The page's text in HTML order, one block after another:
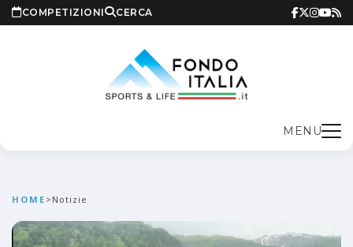
COMPETIZIONI CERCA
MENU
HOME > Notizie